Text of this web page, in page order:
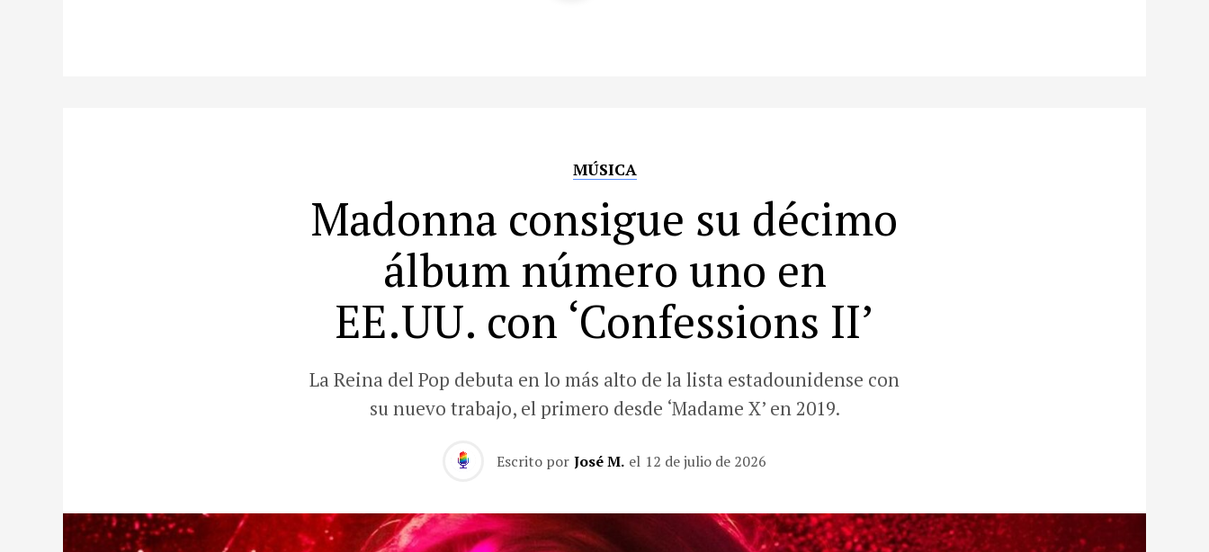
MÚSICA
Madonna consigue su décimo
álbum número uno en
EE.UU. con ‘Confessions II’
La Reina del Pop debuta en lo más alto de la lista estadounidense con
su nuevo trabajo, el primero desde ‘Madame X’ en 2019.
Escrito por José M. el 12 de julio de 2026